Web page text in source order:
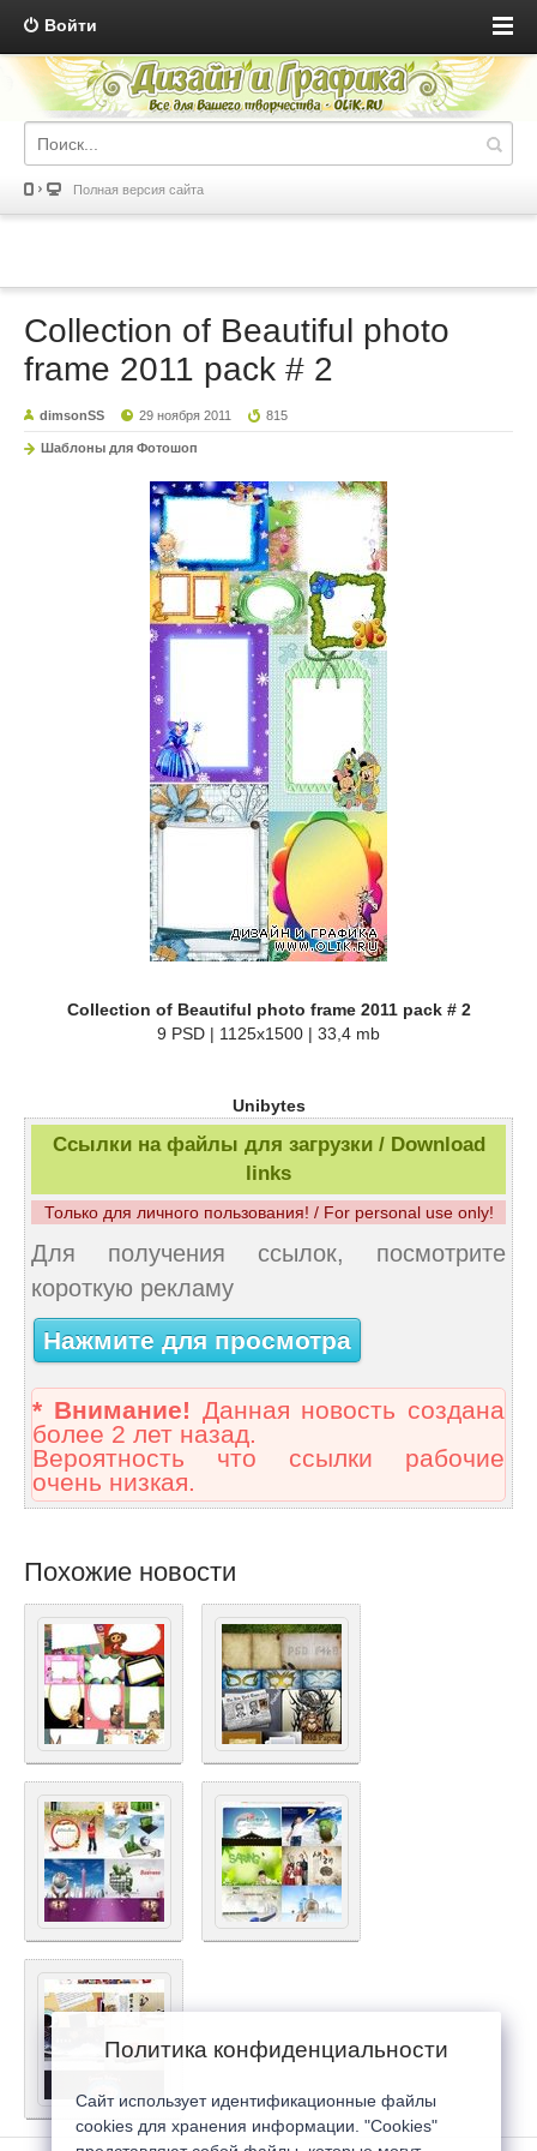
Войти
Полная версия сайта
Collection of Beautiful photo
frame 2011 pack # 2
dimsonSS 29 ноября 2011 815
Шаблоны для Фотошоп
Collection of Beautiful photo frame 2011 pack # 2
9 PSD | 1125x1500 | 33,4 mb
Unibytes
Ссылки на файлы для загрузки / Download
links
Только для личного пользования! / For personal use only!
Для получения ссылок, посмотрите
короткую рекламу
Нажмите для просмотра
* Внимание! Данная новость создана
более 2 лет назад.
Вероятность что ссылки рабочие
очень низкая.
Похожие новости
Политика конфиденциальности
Сайт использует идентификационные файлы
cookies для хранения информации. "Cookies"